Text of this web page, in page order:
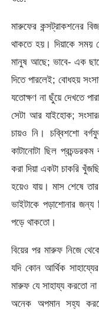
মারুফের কন্সট্রাকশনের
থাকতে হয়। দিয়াকে সময়
মানুষ আছে; ভাবে- এক
দিতে পারলেই; বোধহয়
যতোক্ষণ না ছুঁয়ে দেখতে
সেটা আর যাইহোক;
চায়ও নি। চব্বিশশো
কাটানোটা ছিল
করা দিয়া একটা চাকরি
হয়েও যায়। মাস শেষে
ভাইটাকে পড়াশোনার জন্য
পড়ে থাকতো।
বিয়ের পর মারুফ নিজে
যদি কোন আর্থিক
মারুফ যে সাহায্য করতো
অনেক অপমান সহ্য